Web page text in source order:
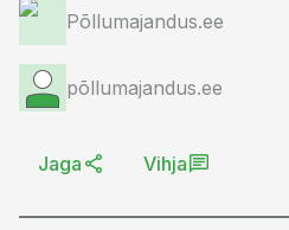
Põllumajandus.ee
põllumajandus.ee
Jaga Vihja